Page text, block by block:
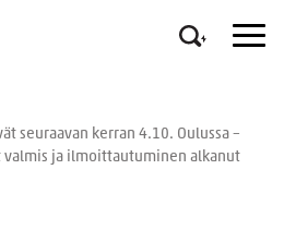
seuraavan kerran 4.10. Oulussa –
ja ilmoittautuminen alkanut